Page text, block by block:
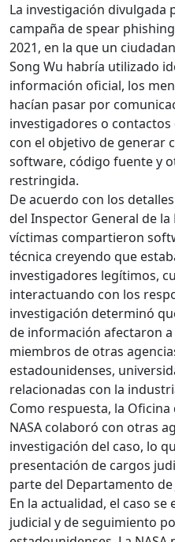
La investigación divulgada
campaña de spear
2021, en la que un
Song Wu habría utilizado
información oficial, los
hacían pasar por
investigadores o
con el objetivo de generar
software, código fuente y
restringida.
De acuerdo con los
del Inspector General de la
víctimas compartieron
técnica creyendo que
investigadores legítimos,
interactuando con los
investigación determinó
de información afectaron a
miembros de otras
estadounidenses,
relacionadas con la
Como respuesta, la
NASA colaboró con otras
investigación del caso, lo
presentación de cargos
parte del Departamento de
En la actualidad, el caso
judicial y de seguimiento